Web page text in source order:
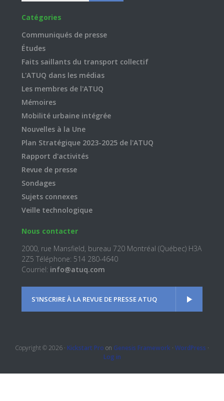
Catégories
Communiqués de presse
Études
Faits saillants du transport collectif
L'ATUQ dans les médias
Les membres de l'ATUQ
Mémoires
Mobilité urbaine intégrée
Nouvelles à la Une
Plan Stratégique 2023-2025 de l'ATUQ
Rapport d'activités
Revue de presse
Sondages
Sujets connexes
Veille technologique
Nous contacter
2000, rue Mansfield, bureau 720 Montréal (Québec) H3A
2Z5 Téléphone: 514 280-4640
Courriel: info@atuq.com
S'INSCRIRE À LA REVUE DE PRESSE ATUQ
Copyright © 2026 · Kickstart Pro on Genesis Framework · WordPress ·
Log in